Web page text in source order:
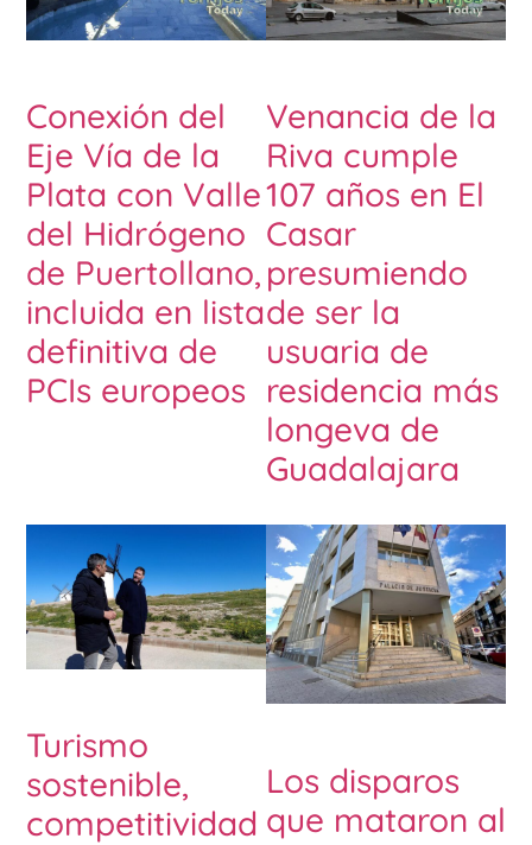
Conexión del
Eje Vía de la
Plata con Valle
del Hidrógeno
de Puertollano,
incluida en lista
definitiva de
PCIs europeos
Venancia de la
Riva cumple
107 años en El
Casar
presumiendo
de ser la
usuaria de
residencia más
longeva de
Guadalajara
Turismo
sostenible,
competitividad
Los disparos
que mataron al